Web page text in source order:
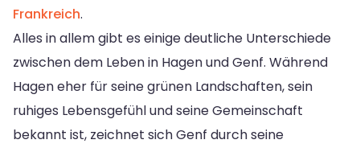
Frankreich.
Alles in allem gibt es einige deutliche Unterschiede
zwischen dem Leben in Hagen und Genf. Während
Hagen eher für seine grünen Landschaften, sein
ruhiges Lebensgefühl und seine Gemeinschaft
bekannt ist, zeichnet sich Genf durch seine